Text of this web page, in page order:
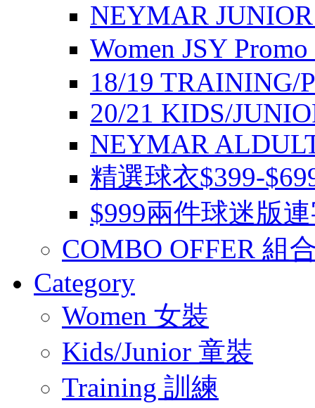
NEYMAR
Women JSY
18/19 TRAINING/
20/21 KIDS/
NEYMAR
精選球衣$399-
$999兩件球迷版
COMBO OFFER 組
Category
Women 女裝
Kids/Junior 童裝
Training 訓練